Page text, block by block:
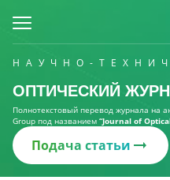
НАУЧНО-
ОПТИЧЕСКИЙ
Полнотекстовый перевод журнала на
Group под названием “Journal of
Подача статьи